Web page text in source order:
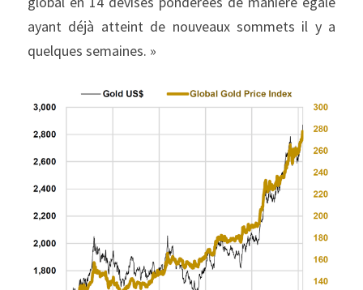
ayant déjà atteint de nouveaux sommets il y a
quelques semaines. »